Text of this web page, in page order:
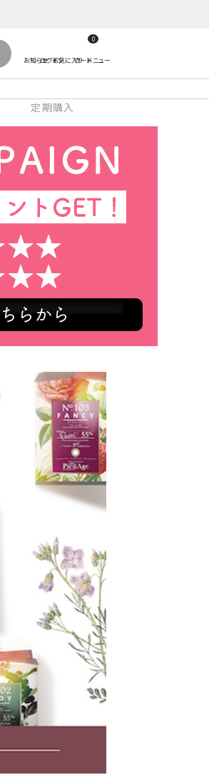
0
定期購入